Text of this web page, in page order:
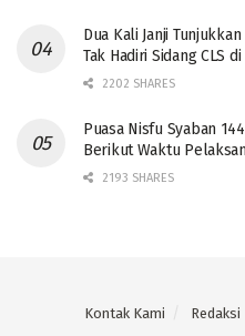
Dua Kali Janji
Tak Hadiri Sidang CLS
2202 SHARES
Puasa Nisfu Syaban
Berikut Waktu
2193 SHARES
Kontak Kami Redaksi